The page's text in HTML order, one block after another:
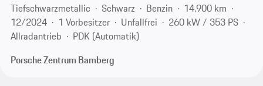
Tiefschwarzmetallic
Schwarz Benzin
14.900 km
12/2024
1 Vorbesitzer Unfallfrei
260 kW / 353 PS
Allradantrieb
PDK (Automatik)
Porsche Zentrum Bamberg